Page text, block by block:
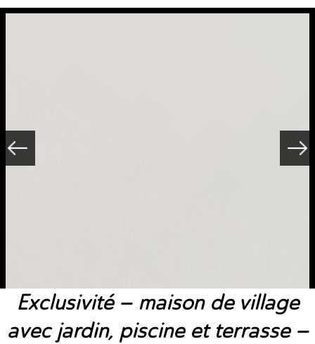
exclusivité – maison de village
avec jardin, piscine et terrasse –